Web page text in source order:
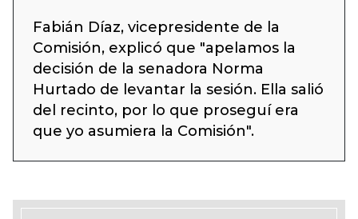
Fabián Díaz, vicepresidente de la
Comisión, explicó que "apelamos la
decisión de la senadora Norma
Hurtado de levantar la sesión. Ella salió
del recinto, por lo que proseguí era
que yo asumiera la Comisión".